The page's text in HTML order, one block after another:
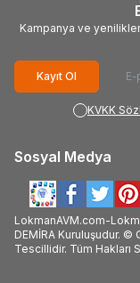
Kampanya ve
Kayıt Ol
KVKK
Sosyal Medya
LokmanAVM.com-
DEMİRA Kuruluşudur.
Tescillidir. Tüm Hakları